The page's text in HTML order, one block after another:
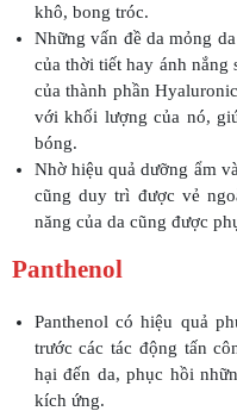
khô, bong tróc.
Những vấn đề da mỏng
của thời tiết hay ánh
của thành phần
với khối lượng của nó,
bóng.
Nhờ hiệu quả dưỡng ẩm
cũng duy trì được vẻ
năng của da cũng được
Panthenol
Panthenol có hiệu quả
trước các tác động tấn
hại đến da, phục hồi
kích ứng.